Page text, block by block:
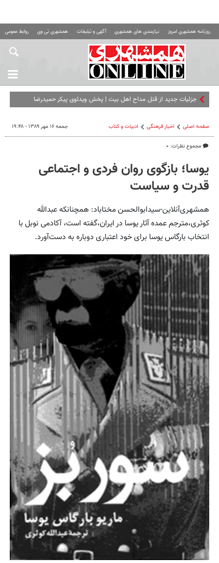
روزنامه همشهری امروز نیازمندی های همشهری آگهی و تبلیغات همشهری تی وی روابط عمومی
جزئیات جدید از قتل مداح اهل‌ بیت |‌ پخش ویدئوی پیکر حمیدرضا
صفحه اصلی اخبار فرهنگی ادبیات و کتاب
مجموع نظرات: ۰
جمعه ۱۶ مهر ۱۳۸۹ - ۱۹:۴۸
یوسا؛ بازگوی روان فردی و اجتماعی
قدرت و سیاست
همشهری‌آنلاین-سیدابوالحسن مختاباد: همچنانکه عبدالله
کوثری‌،مترجم عمده آثار یوسا در ایران،گفته است، آکادمی نوبل با
انتخاب بارگاس یوسا برای خود اعتباری دوباره به دست‌آورد.